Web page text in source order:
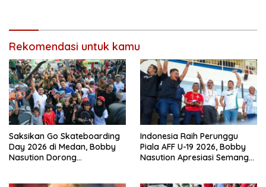
Rekomendasi untuk kamu
Saksikan Go Skateboarding
Day 2026 di Medan, Bobby
Nasution Dorong
Indonesia Raih Perunggu
Piala AFF U-19 2026, Bobby
Nasution Apresiasi Semangat